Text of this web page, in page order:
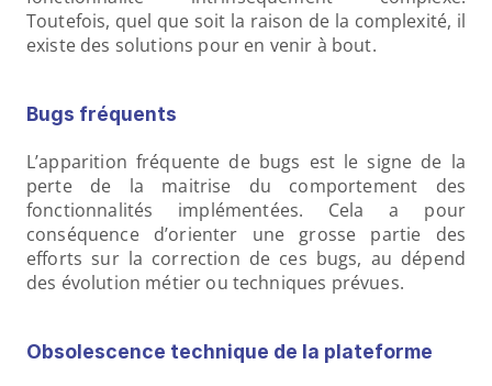
Toutefois, quel que soit la raison de la complexité, il
existe des solutions pour en venir à bout.
Bugs fréquents
L’apparition fréquente de bugs est le signe de la
perte de la maitrise du comportement des
fonctionnalités implémentées. Cela a pour
conséquence d’orienter une grosse partie des
efforts sur la correction de ces bugs, au dépend
des évolution métier ou techniques prévues.
Obsolescence technique de la plateforme